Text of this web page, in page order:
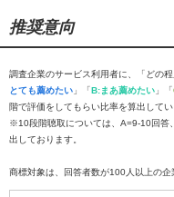
推奨意向
調査企業のサービス利用者に、「どの
とても薦めたい 」「B:まあ薦めたい 」「
階で評価をしてもらい比率を算出してい
※10段階聴取については、A=9-10回答
出しております。
商標対象は、回答者数が100人以上の企